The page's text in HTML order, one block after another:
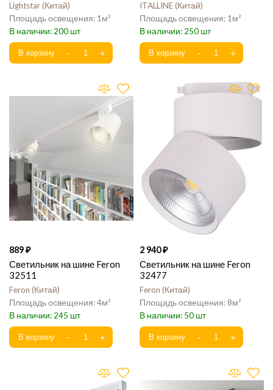
Lightstar Китай
1
200
ITALLINE Китай
1
250
889
Светильник на шине Feron
32511
Feron Китай
4
245
2 940
Светильник на шине Feron
32477
Feron Китай
8
50